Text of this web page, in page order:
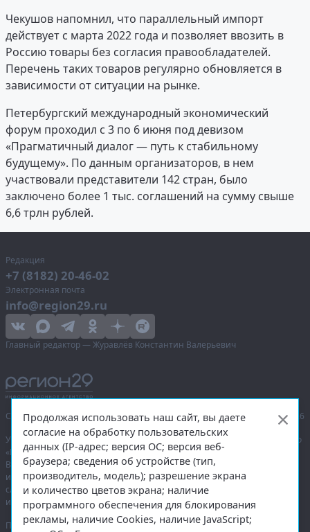
Чекушов напомнил, что параллельный импорт
действует с марта 2022 года и позволяет ввозить в
Россию товары без согласия правообладателей.
Перечень таких товаров регулярно обновляется в
зависимости от ситуации на рынке.
Петербургский международный экономический
форум проходил с 3 по 6 июня под девизом
«Прагматичный диалог — путь к стабильному
будущему». По данным организаторов, в нем
участвовали представители 142 стран, было
заключено более 1 тыс. соглашений на сумму свыше
6,6 трлн рублей.
Редакция
+7 (8182) 20-46-02
Электронная почта
info@region29.ru
Главный редактор — Журавлёв Константин Валерьевич
Сетевое издание «Информационное агентство Регион 29»,
© 2016–2026
Учредитель — общество с ограниченной ответственностью «Агентство
«Правда Севера».
Выписка из реестра зарегистрированных средств массовой
информации:ЭЛ № ФС 77-74226от 09.11.2018 выдано Федеральной
службой по надзору в сфере связи, информационных технологий
и массовых коммуникаций (Роскомнадзор).
При полном или частичном использовании любых материалов
Продолжая использовать наш сайт, вы даете
согласие на обработку пользовательских
данных (IP-адрес; версия ОС; версия веб-
браузера; сведения об устройстве (тип,
производитель, модель); разрешение экрана
и количество цветов экрана; наличие
программного обеспечения для блокирования
рекламы, наличие Cookies, наличие JavaScript;